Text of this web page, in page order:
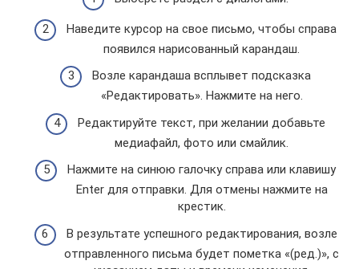
Наведите курсор на свое письмо, чтобы справа
появился нарисованный карандаш.
Возле карандаша всплывет подсказка
«Редактировать». Нажмите на него.
Редактируйте текст, при желании добавьте
медиафайл, фото или смайлик.
Нажмите на синюю галочку справа или клавишу
Enter для отправки. Для отмены нажмите на
крестик.
В результате успешного редактирования, возле
отправленного письма будет пометка «(ред.)», с